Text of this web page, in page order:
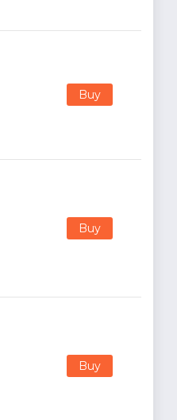
Buy
Buy
Buy